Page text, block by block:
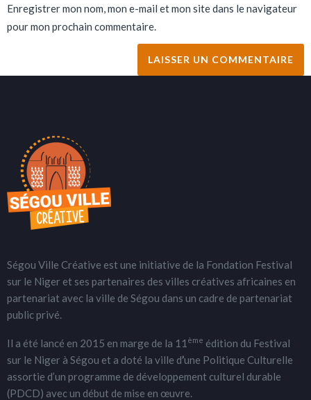
Enregistrer mon nom, mon e-mail et mon site dans le navigateur
pour mon prochain commentaire.
Ségou Ville Créative est une initiative de la Fondation Festival
sur le Niger et ses partenaires des villes créatives africaines en
partenariat avec la ville de Ségou dans un cadre de partenariat
public privé.
Il a été lancé en 2015 en marge de la 11 ème édition du Festival
sur le Niger à Ségou et a doté la ville d’une Politique Culturelle
assortie d’un programme de développement culturel durable
(PDCD) avec un début de mise en œuvre.